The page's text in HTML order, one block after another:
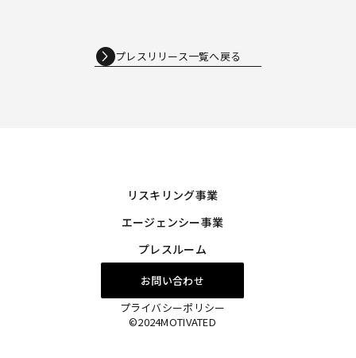
プレスリリース一覧へ戻る
リスキリング事業
エージェンシー事業
プレスルーム
お問い合わせ
プライバシーポリシー
©2024MOTIVATED